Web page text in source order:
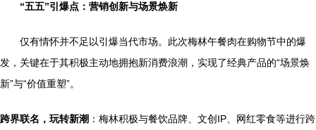
“五五”引爆点：营销创新与场景焕新
仅有情怀并不足以引爆当代市场。此次梅林午餐肉在购物节中的爆
发，关键在于其积极主动地拥抱新消费浪潮，实现了经典产品的“场景焕
新”与“价值重塑”。
跨界联名，玩转新潮 ：梅林积极与餐饮品牌、文创IP、网红零食等进行跨